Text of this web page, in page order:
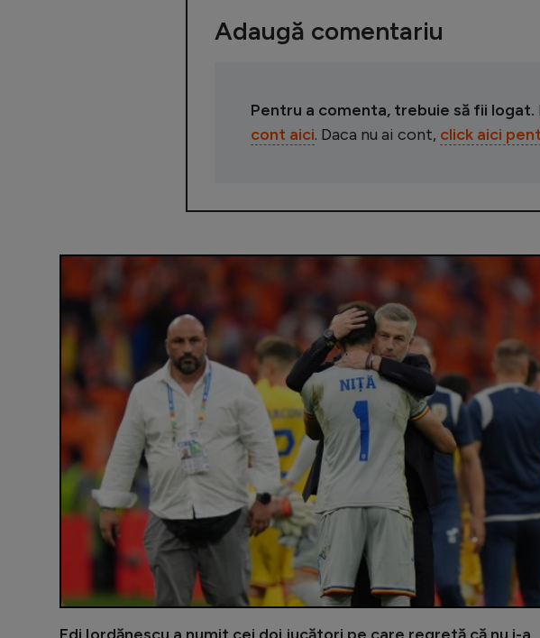
Adaugă comentariu
Pentru a comenta, trebuie să fii logat.
cont aici. Daca nu ai cont, click aici